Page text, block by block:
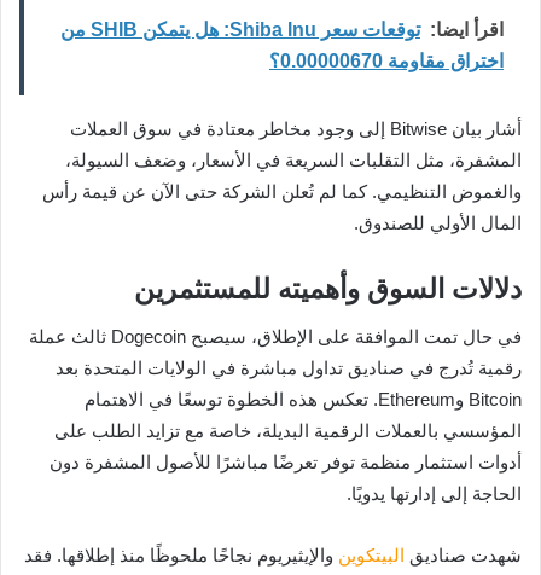
اقرأ ايضا:
توقعات سعر Shiba Inu: هل يتمكن SHIB من
اختراق مقاومة 0.00000670؟
أشار بيان Bitwise إلى وجود مخاطر معتادة في سوق العملات
المشفرة، مثل التقلبات السريعة في الأسعار، وضعف السيولة،
والغموض التنظيمي. كما لم تُعلن الشركة حتى الآن عن قيمة رأس
المال الأولي للصندوق.
دلالات السوق وأهميته للمستثمرين
في حال تمت الموافقة على الإطلاق، سيصبح Dogecoin ثالث عملة
رقمية تُدرج في صناديق تداول مباشرة في الولايات المتحدة بعد
Bitcoin وEthereum. تعكس هذه الخطوة توسعًا في الاهتمام
المؤسسي بالعملات الرقمية البديلة، خاصة مع تزايد الطلب على
أدوات استثمار منظمة توفر تعرضًا مباشرًا للأصول المشفرة دون
الحاجة إلى إدارتها يدويًا.
شهدت صناديق البيتكوين والإيثيريوم نجاحًا ملحوظًا منذ إطلاقها. فقد